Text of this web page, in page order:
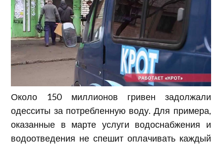
Около 150 миллионов гривен задолжали
одесситы за потребленную воду. Для примера,
оказанные в марте услуги водоснабжения и
водоотведения не спешит оплачивать каждый